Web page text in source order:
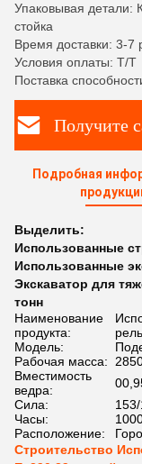
Упаковывая детали:
стойка
Время доставки: 3-7
Условия оплаты: T/T
Поставка
Получите
Подробная
Выделить:
Использованные
Использованные
Экскаватор для
тонн
Наименование
продукта:
Модель:
Рабочая масса:
Вместимость
ведра:
Сила:
Часы:
Расположение:
Строительство